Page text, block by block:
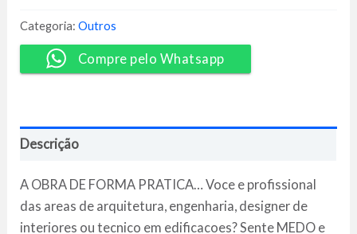
-
Alex
Brasileiro
Categoria:Outros
Compre pelo Whatsapp
Descrição
A OBRA DE FORMA PRATICA… Voce e profissional
das areas de arquitetura, engenharia, designer de
interiores ou tecnico em edificacoes? Sente MEDO e